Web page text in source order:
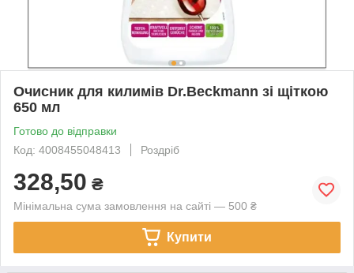
Очисник для килимів Dr.Beckmann зі щіткою
650 мл
Готово до відправки
Код: 4008455048413
Роздріб
328,50 ₴
Мінімальна сума замовлення на сайті — 500 ₴
Купити